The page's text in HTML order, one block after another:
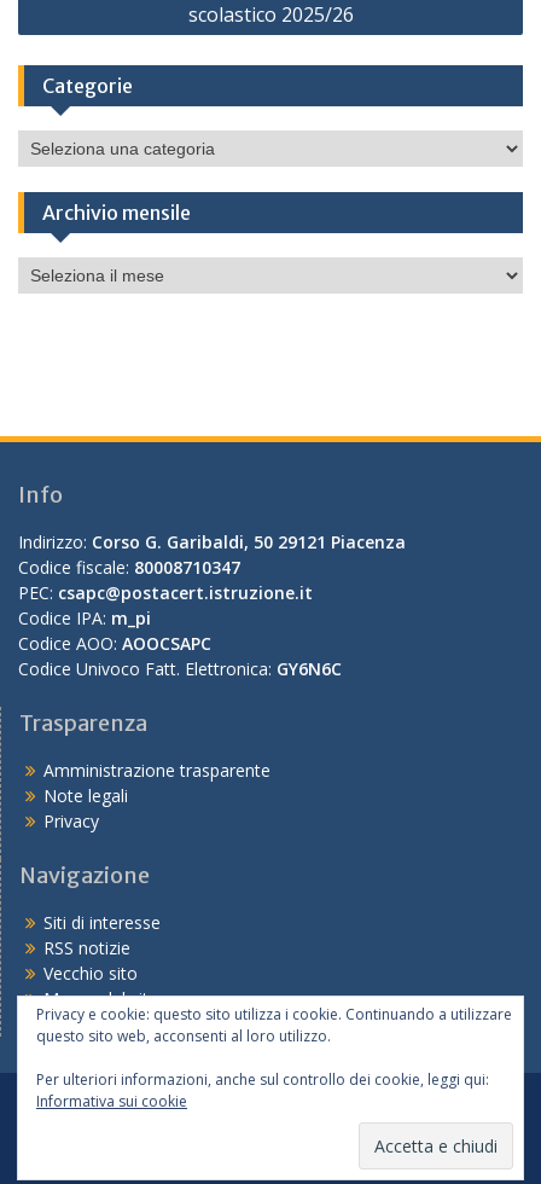
scolastico 2025/26
Categorie
Categorie
Archivio mensile
Archivio
mensile
Info
Indirizzo: Corso G. Garibaldi, 50 29121 Piacenza
Codice fiscale: 80008710347
PEC: csapc@postacert.istruzione.it
Codice IPA: m_pi
Codice AOO: AOOCSAPC
Codice Univoco Fatt. Elettronica: GY6N6C
Trasparenza
Amministrazione trasparente
Note legali
Privacy
Navigazione
Siti di interesse
RSS notizie
Vecchio sito
Mappa del sito
Tutte le notizie
Ufficio IX – sede di Piacenza
Realizzato dal Servizio Marconi TSI
Privacy e cookie: questo sito utilizza i cookie. Continuando a utilizzare
questo sito web, acconsenti al loro utilizzo.
Per ulteriori informazioni, anche sul controllo dei cookie, leggi qui:
Informativa sui cookie